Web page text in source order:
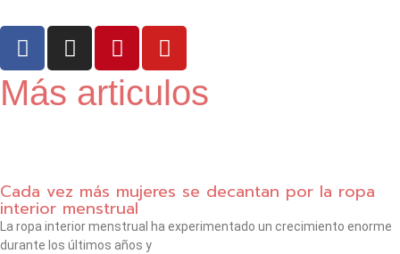
F
a
c
e
k
-
f
I
n
s
a
m
P
i
n
t
s
t
Y
o
u
t
Más articulos
Cada vez más mujeres se decantan por la ropa
interior menstrual
La ropa interior menstrual ha experimentado un crecimiento enorme
durante los últimos años y